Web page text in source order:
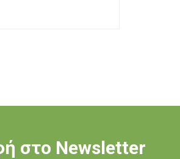
στο Newsletter